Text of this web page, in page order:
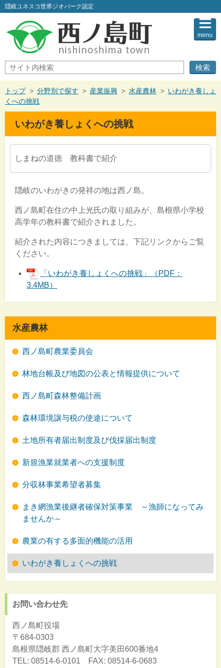
このページの本文へ
隠岐ユネスコ世界ジオパーク認定
サ
イ
ト
内
検
索
menu
現
在
の
トップ > 分野別で探す > 産業振興 > 水産農林 > いわがき養しょ
くへの挑戦
いわがき養しょくへの挑戦
しまねの道徳 教科書で紹介
隠岐のいわがきの発祥の地は西ノ島。
西ノ島町在住の中上光氏の取り組みが、島根県小学校
高学年の教科書で紹介されました。
紹介された内容につきましては、下記リンクからご覧
ください。
「いわがき養しょくへの挑戦」（PDF：
3.4MB）
水産農林
西ノ島町農業委員会
林地台帳及び地図の公表と情報提供について
西ノ島町森林整備計画
森林環境譲与税の使途について
土地所有者届出制度及び伐採届出制度
新規漁業就業者への支援制度
分収林事業希望者募集
まき網漁業後継者確保対策事業 ～漁師になってみ
ませんか～
農業の有する多面的機能の活用
いわがき養しょくへの挑戦
お問い合わせ先
西ノ島町役場
〒684-0303
島根県隠岐郡 西ノ島町大字美田600番地4
TEL: 08514-6-0101 FAX: 08514-6-0683